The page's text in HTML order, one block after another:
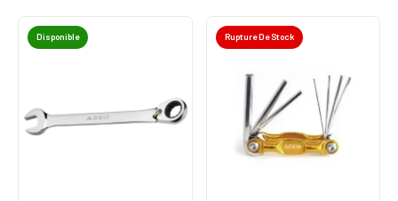
Disponible Rupture De Stock